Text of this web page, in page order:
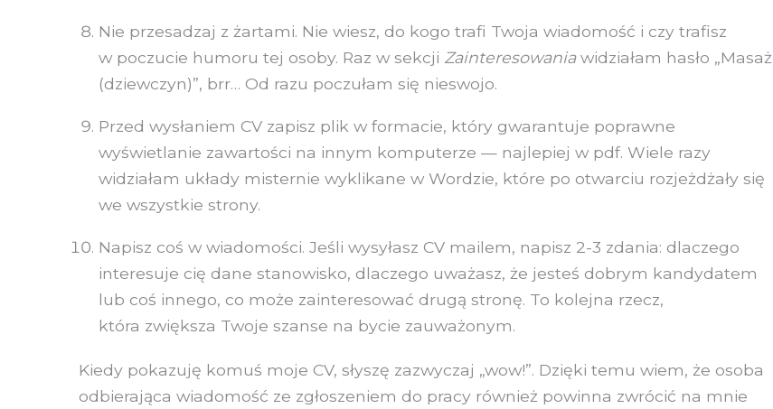
Nie przesadzaj z żartami. Nie wiesz, do kogo trafi Twoja wiadomość i czy trafisz
w poczucie humoru tej osoby. Raz w sekcji Zainteresowaniawidziałam hasło „Masaż
(dziewczyn)”, brr… Od razu poczułam się nieswojo.
Przed wysłaniem CV zapisz plik w formacie, który gwarantuje poprawne
wyświetlanie zawartości na innym komputerze — najlepiej w pdf. Wiele razy
widziałam układy misternie wyklikane w Wordzie, które po otwarciu rozjeżdżały się
we wszystkie strony.
Napisz coś w wiadomości. Jeśli wysyłasz CV mailem, napisz 2-3 zdania: dlaczego
interesuje cię dane stanowisko, dlaczego uważasz, że jesteś dobrym kandydatem
lub coś innego, co może zainteresować drugą stronę. To kolejna rzecz,
która zwiększa Twoje szanse na bycie zauważonym.
Kiedy pokazuję komuś moje CV, słyszę zazwyczaj „wow!”. Dzięki temu wiem, że osoba
odbierająca wiadomość ze zgłoszeniem do pracy również powinna zwrócić na mnie